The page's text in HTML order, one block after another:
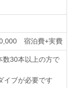
宿泊費+実費
数30本以上の方で
イブが必要です